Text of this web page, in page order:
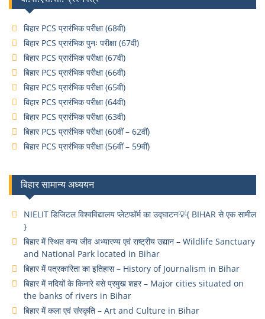
बिहार PCS प्रारंभिक परीक्षा (68वी)
बिहार PCS प्रारंभिक पुनः परीक्षा (67वी)
बिहार PCS प्रारंभिक परीक्षा (67वी)
बिहार PCS प्रारंभिक परीक्षा (66वी)
बिहार PCS प्रारंभिक परीक्षा (65वी)
बिहार PCS प्रारंभिक परीक्षा (64वी)
बिहार PCS प्रारंभिक परीक्षा (63वी)
बिहार PCS प्रारंभिक परीक्षा (60वीं – 62वीं)
बिहार PCS प्रारंभिक परीक्षा (56वीं – 59वीं)
बिहार सामान्य अध्ययन
NIELIT डिजिटल विश्वविद्यालय प्लेटफॉर्म का उद्घाटन💡{ BIHAR से एक सामील
}
बिहार में स्थित वन्य जीव अभ्यारण्य एवं राष्ट्रीय उद्यान – Wildlife Sanctuary
and National Park located in Bihar
बिहार में पत्रकारिता का इतिहास – History of Journalism in Bihar
बिहार में नदियों के किनारे बसे प्रमुख शहर – Major cities situated on
the banks of rivers in Bihar
बिहार में कला एवं संस्कृति – Art and Culture in Bihar